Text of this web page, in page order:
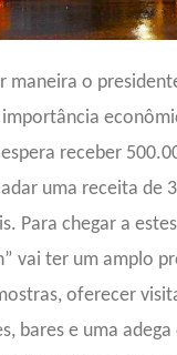
maneira o
espera receber
uma receita de
Para chegar a
vai ter um amplo
oferecer
bares e uma